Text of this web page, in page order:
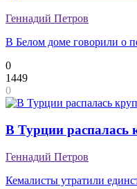
Геннадий Петров
В Белом доме говорили о
0
1449
0
В Турции распалась
Геннадий Петров
Кемалисты утратили